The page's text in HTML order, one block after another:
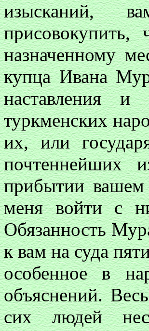
изысканий,
назначенному
купца Ивана
наставления и
туркменских
их, или
почтеннейших
прибытии
меня войти с
Обязанность
к вам на суда
особенное в
объяснений.
сих людей